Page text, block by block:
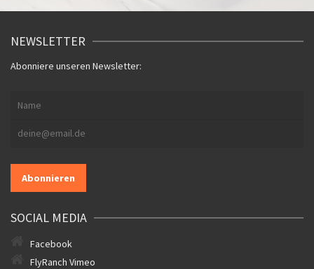
NEWSLETTER
Abonniere unseren Newsletter:
SOCIAL MEDIA
Facebook
FlyRanch Vimeo